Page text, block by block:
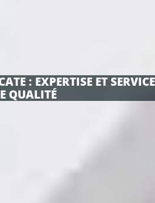
: EXPERTISE ET SERVICE
QUALITÉ